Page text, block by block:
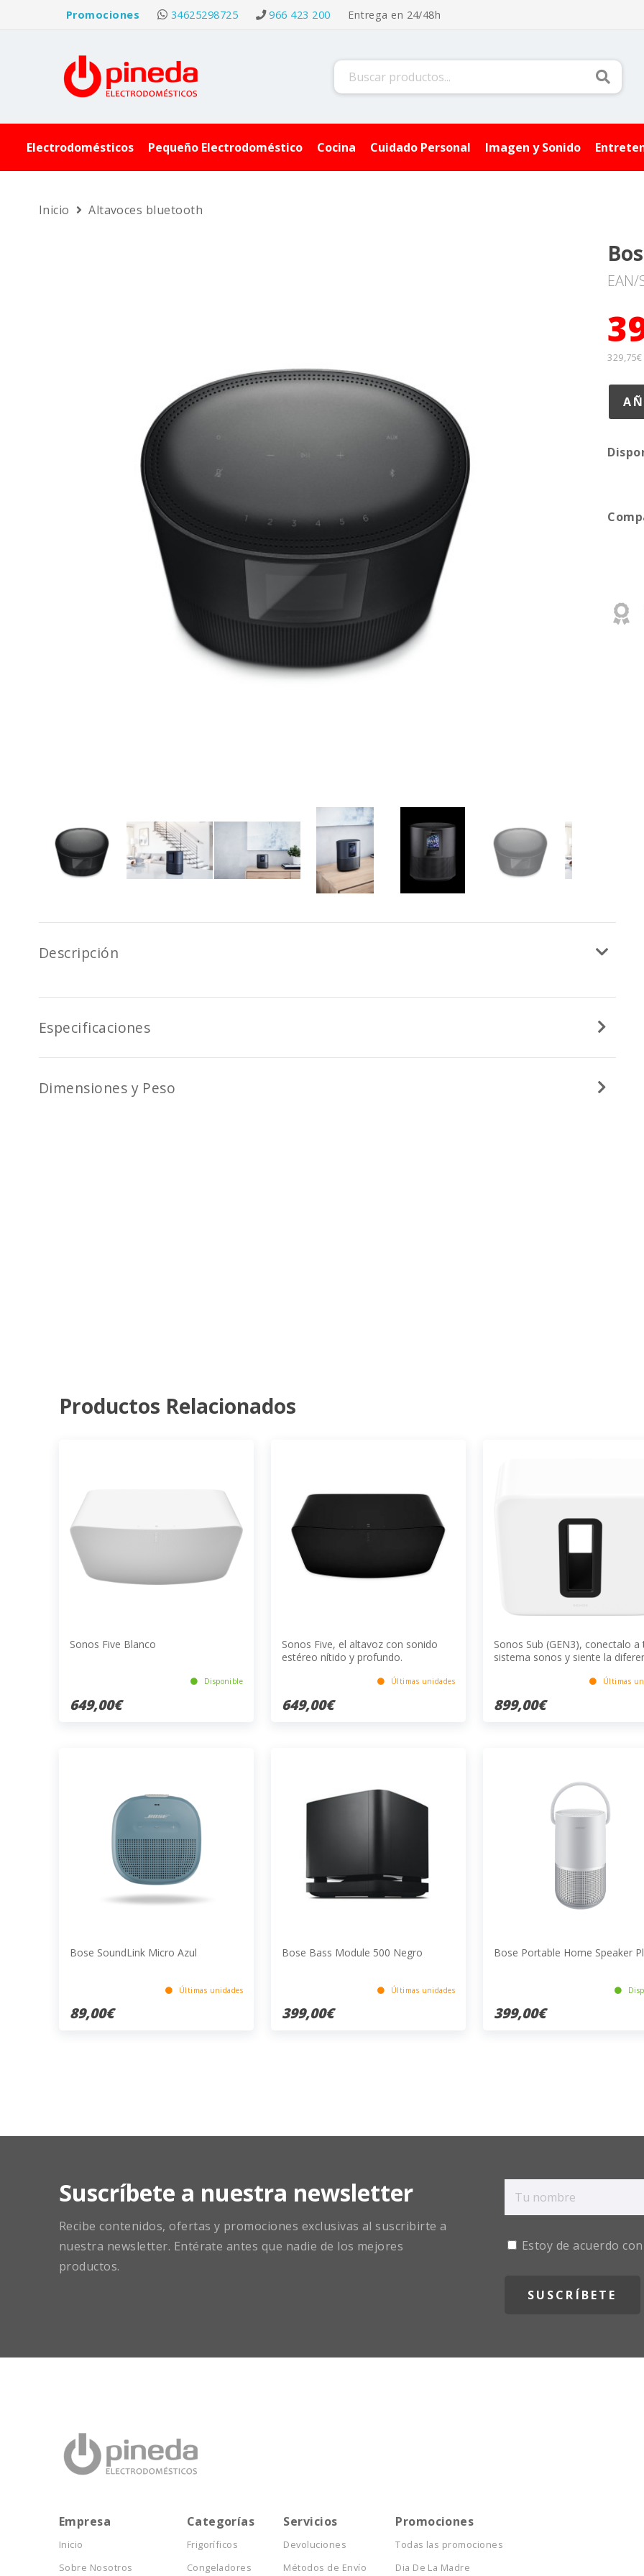
Promociones 34625298725 966 423 200 Entrega en 24/48h
Electrodomésticos Pequeño Electrodoméstico Cocina Cuidado Personal Imagen y Sonido
Inicio  Altavoces bluetooth
Descripción
Especificaciones
Dimensiones y Peso
Productos Relacionados
Sonos Five Blanco
Disponible
649,00€
Sonos Five, el altavoz con sonido
estéreo nítido y profundo.
Últimas unidades
649,00€
Sonos Sub (GEN3), conectalo a
sistema sonos y siente la
Últimas
899,00€
Bose SoundLink Micro Azul
Últimas unidades
89,00€
Bose Bass Module 500 Negro
Últimas unidades
399,00€
Bose Portable Home Speaker
399,00€
Suscríbete a nuestra newsletter
Recibe contenidos, ofertas y promociones exclusivas al suscribirte a
nuestra newsletter. Entérate antes que nadie de los mejores
productos.
Estoy de acuerdo
Empresa
Inicio
Sobre Nosotros
Categorías
Frigoríficos
Congeladores
Servicios
Devoluciones
Métodos de Envío
Promociones
Todas las promociones
Dia De La Madre